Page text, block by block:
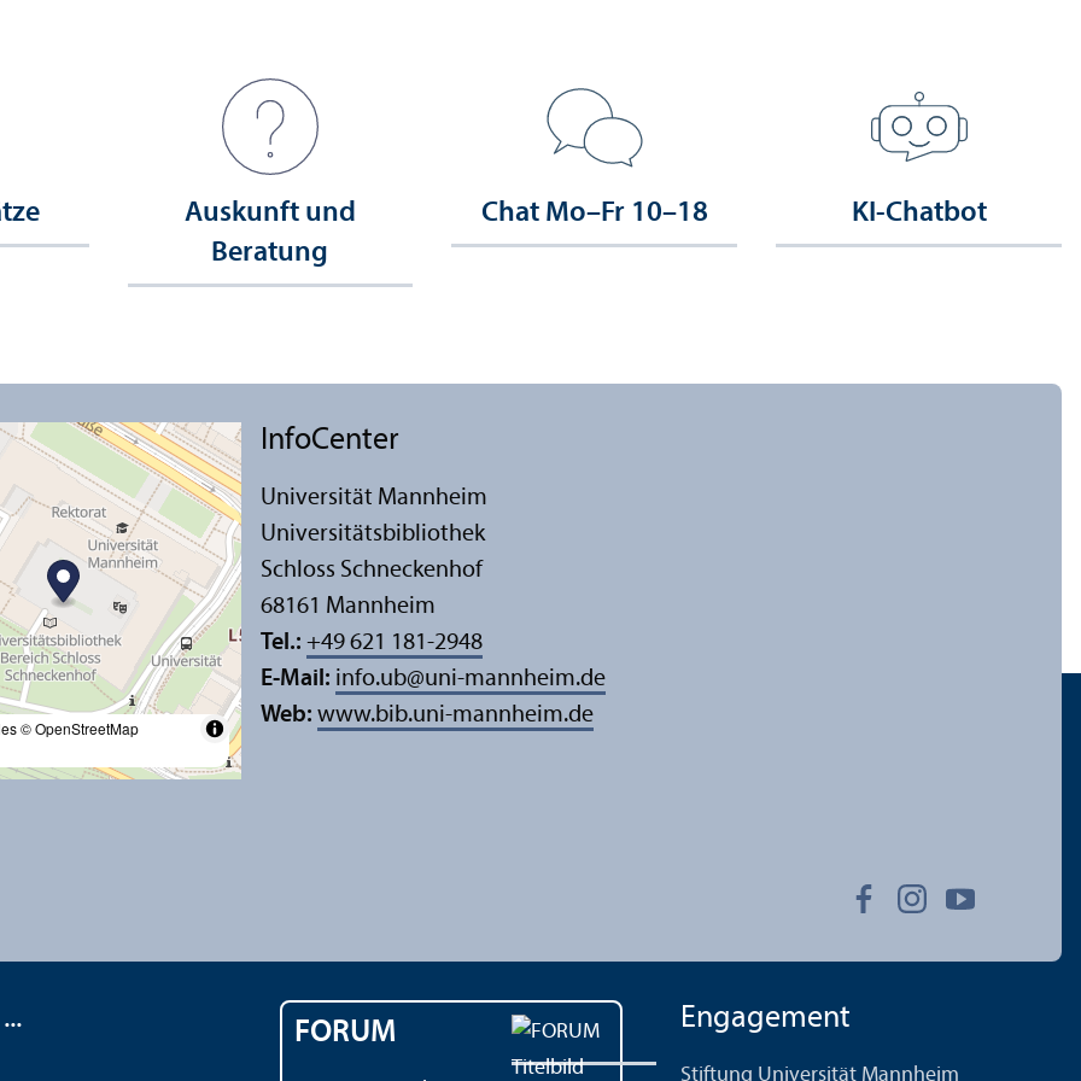
Auskunft und
Beratung
Chat Mo–Fr 10–18 KI-Chatbot
© OpenStreetMap
InfoCenter
Universität Mannheim
Universitäts­bibliothek
Schloss Schneckenhof
68161 Mannheim
Tel.: +49 621 181-2948
E-Mail: info.ub@uni-mannheim.de
Web: www.bib.uni-mannheim.de
FORUM Engagement
Stiftung Universität Mannheim